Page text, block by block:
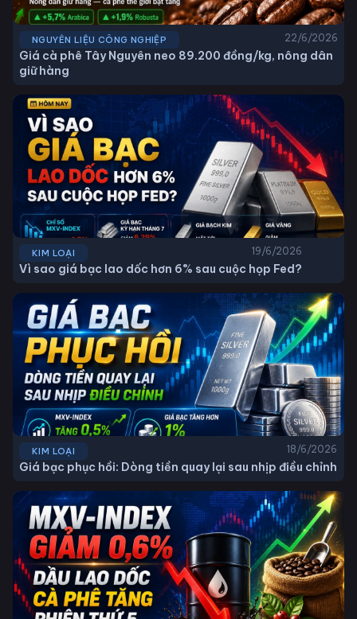
NGUYÊN LIỆU CÔNG NGHIỆP 22/6/2026
Giá cà phê Tây Nguyên neo 89.200 đồng/kg, nông dân
giữ hàng
KIM LOẠI 19/6/2026
Vì sao giá bạc lao dốc hơn 6% sau cuộc họp Fed?
KIM LOẠI 18/6/2026
Giá bạc phục hồi: Dòng tiền quay lại sau nhịp điều chỉnh